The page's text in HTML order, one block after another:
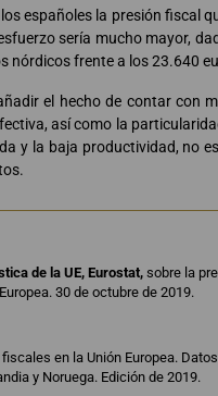
españoles la presión fiscal
sería mucho mayor,
nórdicos frente a los 23.640
el hecho de contar con
así como la
y la baja productividad, no
de la UE, Eurostat, sobre la
30 de octubre de 2019.
en la Unión Europea.
y Noruega. Edición de 2019.